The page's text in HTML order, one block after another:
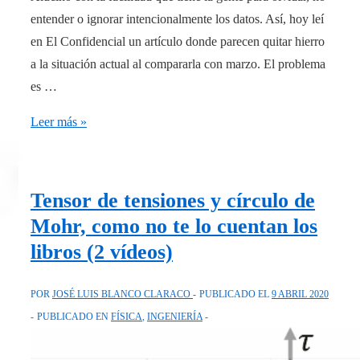
entender o ignorar intencionalmente los datos. Así, hoy leí
en El Confidencial un artículo donde parecen quitar hierro
a la situación actual al compararla con marzo. El problema
es …
COVID19:
2021
para
España
IHME
(University
Leer más »
Tensor de tensiones y círculo de
Mohr, como no te lo cuentan los
libros (2 vídeos)
POR JOSÉ LUIS BLANCO CLARACO PUBLICADO EL 9 ABRIL 2020
PUBLICADO EN FÍSICA, INGENIERÍA